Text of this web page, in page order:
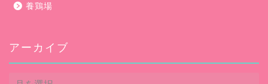
養鶏場
アーカイブ
ア